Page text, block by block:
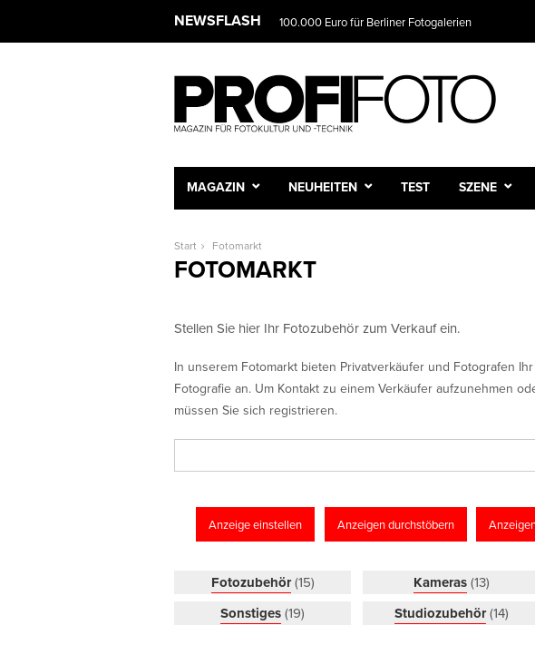
NEWSFLASH 100.000 Euro für Berliner Fotogalerien
MAGAZIN NEUHEITEN TEST SZENE
Start Fotomarkt
FOTOMARKT
Stellen Sie hier Ihr Fotozubehör zum Verkauf ein.
In unserem Fotomarkt bieten Privatverkäufer und Fotografen
Fotografie an. Um Kontakt zu einem Verkäufer aufzunehmen
müssen Sie sich registrieren.
Anzeige einstellen Anzeigen durchstöbern
Fotozubehör(15) Kameras(13)
Sonstiges(19) Studiozubehör(14)